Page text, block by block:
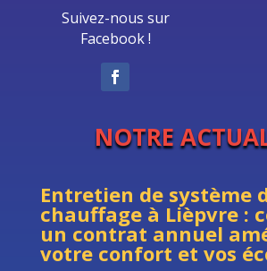
Suivez-nous sur
Facebook !
NOTRE
Entretien de système
chauffage à Lièpvre :
un contrat annuel
votre confort et vos